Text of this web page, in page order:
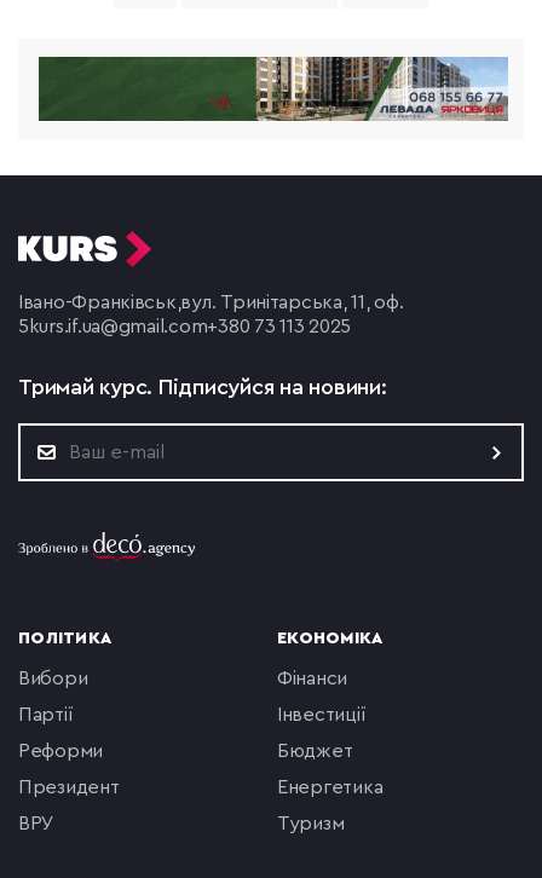
Івано-Франківськ,вул. Тринітарська, 11, оф.
5 kurs.if.ua@gmail.com+380 73 113 2025
Тримай курс. Підписуйся на новини:
ПОЛІТИКА
вибори
партії
реформи
президент
ВРУ
ЕКОНОМІКА
фінанси
інвестиції
бюджет
енергетика
туризм